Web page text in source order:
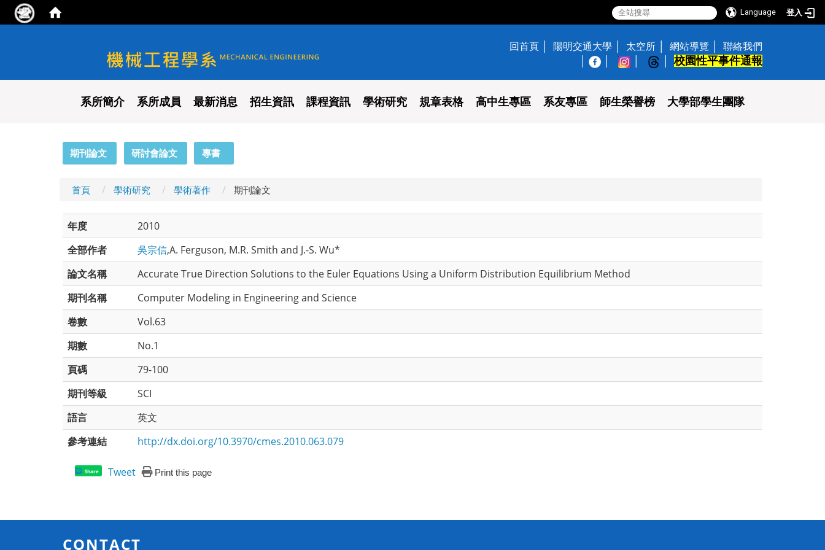
Language 登入
國立陽明交通大學 機械工程學系
回首頁 陽明交通大學 太空所 網站導覽
聯絡我們
校園性平事件通報
系所簡介 系所成員 最新消息 招生資訊 課程資訊 學術研究 規章表格 高中生專區 系友專區 師生榮譽榜 大學部學生團隊
期刊論文 研討會論文 專書
首頁 學術研究 學術著作 期刊論文
年度
2010
全部作者
吳宗信,A. Ferguson, M.R. Smith and J.-S. Wu*
論文名稱
Accurate True Direction Solutions to the Euler Equations Using a Uniform Distribution Equilibrium Method
期刊名稱
Computer Modeling in Engineering and Science
卷數
Vol.63
期數
No.1
頁碼
79-100
期刊等級
SCI
語言
英文
參考連結
http://dx.doi.org/10.3970/cmes.2010.063.079
Share Tweet Print this page
CONTACT